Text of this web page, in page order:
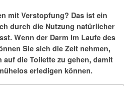
mit Verstopfung? Das ist ein
durch die Nutzung natürlicher
Wenn der Darm im Laufe des
Sie sich die Zeit nehmen,
die Toilette zu gehen, damit
erledigen können.